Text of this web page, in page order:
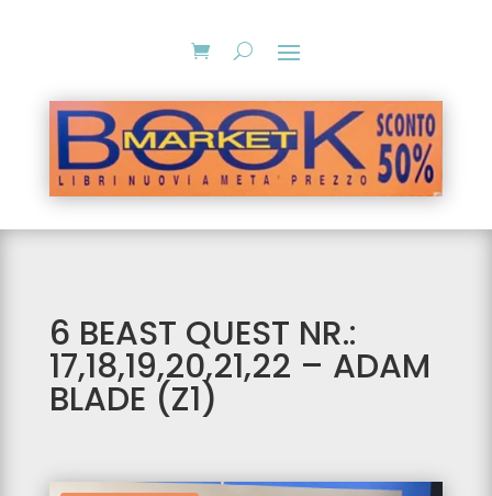
6 BEAST QUEST NR.:
17,18,19,20,21,22 – ADAM
BLADE (Z1)